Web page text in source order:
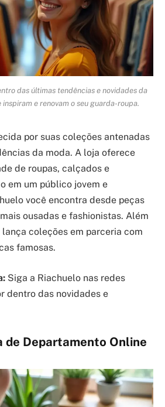
das últimas tendências e novidades da
e renovam o seu guarda-roupa.
por suas coleções antenadas
da moda. A loja oferece
de roupas, calçados e
em um público jovem e
você encontra desde peças
ousadas e fashionistas. Além
coleções em parceria com
famosas.
Siga a Riachuelo nas redes
dentro das novidades e
de Departamento Online